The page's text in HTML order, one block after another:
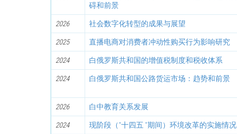
碍和前景
2026 社会数字化转型的成果与展望
2025 直播电商对消费者冲动性购买行为影响研究
2024 白俄罗斯共和国的增值税制度和税收体系
2024 白俄罗斯共和国公路货运市场：趋势和前景
2026 白中教育关系发展
2024 现阶段（"十四五 "期间）环境改革的实施情况